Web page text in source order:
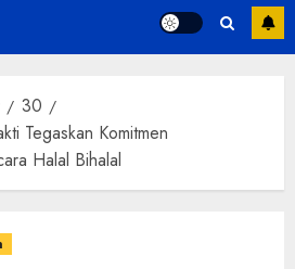
30
Tegaskan Komitmen
Halal Bihalal